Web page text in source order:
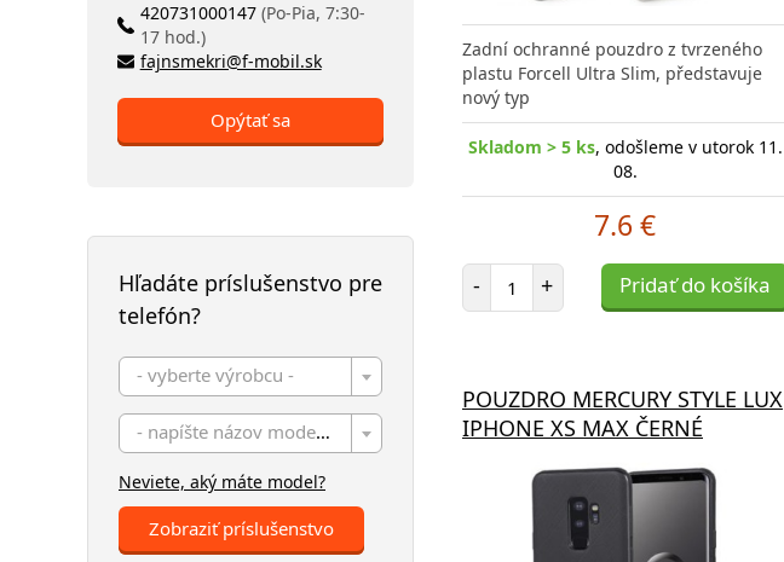
420731000147 (Po-Pia, 7:30-
17 hod.)
fajnsmekri@f-mobil.sk
Opýtať sa
Hľadáte príslušenstvo pre
telefón?
- vyberte výrobcu -
- napíšte názov modelu -
Neviete, aký máte model?
Zobraziť príslušenstvo
Zadní ochranné pouzdro z tvrzeného
plastu Forcell Ultra Slim, představuje
nový typ
Skladom > 5 ks, odošleme v utorok 11.
08.
7.6 €
- Počet položiek
+ Pridať do košíka
POUZDRO MERCURY STYLE LUX
IPHONE XS MAX ČERNÉ